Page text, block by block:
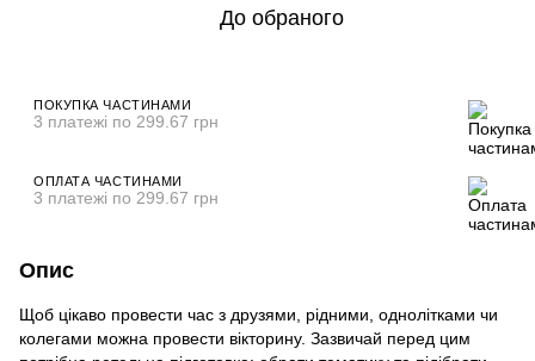
До обраного
ПОКУПКА ЧАСТИНАМИ
3 платежі по 299.67 грн
ОПЛАТА ЧАСТИНАМИ
3 платежі по 299.67 грн
Опис
Щоб цікаво провести час з друзями, рідними, однолітками чи
колегами можна провести вікторину. Зазвичай перед цим